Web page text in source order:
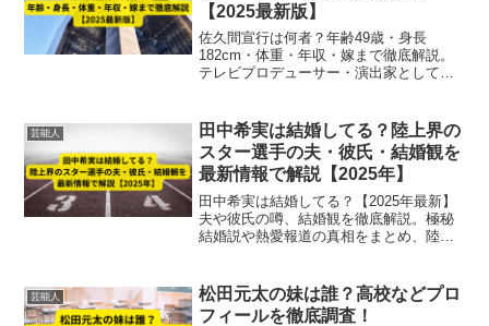
【2025最新版】
佐久間宣行は何者？年齢49歳・身長
182cm・体重・年収・嫁まで徹底解説。
テレビプロデューサー・演出家としての
芸能人
田中希実は結婚してる？陸上界の
スター選手の夫・彼氏・結婚観を
最新情報で解説【2025年】
田中希実は結婚してる？【2025年最新】
夫や彼氏の噂、結婚観を徹底解説。極秘
結婚説や熱愛報道の真相をまとめ、陸上
芸能人
松田元太の妹は誰？高校などプロ
フィールを徹底調査！